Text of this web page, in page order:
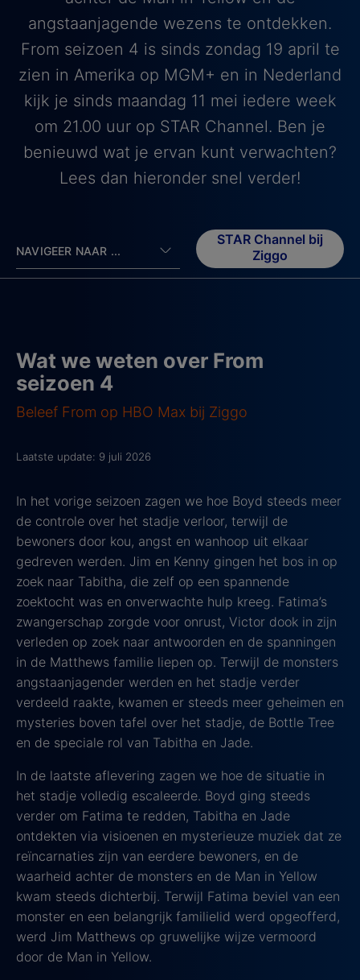
angstaanjagende wezens te ontdekken.
From seizoen 4 is sinds zondag 19 april te
zien in Amerika op MGM+ en in Nederland
kijk je sinds maandag 11 mei iedere week
om 21.00 uur op STAR Channel. Ben je
benieuwd wat je ervan kunt verwachten?
Lees dan hieronder snel verder!
NAVIGEER NAAR ...
STAR Channel bij
Ziggo
Wat we weten over From
seizoen 4
Beleef From op HBO Max bij Ziggo
Laatste update: 9 juli 2026
In het vorige seizoen zagen we hoe Boyd steeds meer
de controle over het stadje verloor, terwijl de
bewoners door kou, angst en wanhoop uit elkaar
gedreven werden. Jim en Kenny gingen het bos in op
zoek naar Tabitha, die zelf op een spannende
zoektocht was en onverwachte hulp kreeg. Fatima’s
zwangerschap zorgde voor onrust, Victor dook in zijn
verleden op zoek naar antwoorden en de spanningen
in de Matthews familie liepen op. Terwijl de monsters
angstaanjagender werden en het stadje verder
verdeeld raakte, kwamen er steeds meer geheimen en
mysteries boven tafel over het stadje, de Bottle Tree
en de speciale rol van Tabitha en Jade.
In de laatste aflevering zagen we hoe de situatie in
het stadje volledig escaleerde. Boyd ging steeds
verder om Fatima te redden, Tabitha en Jade
ontdekten via visioenen en mysterieuze muziek dat ze
reïncarnaties zijn van eerdere bewoners, en de
waarheid achter de monsters en de Man in Yellow
kwam steeds dichterbij. Terwijl Fatima beviel van een
monster en een belangrijk familielid werd opgeofferd,
werd Jim Matthews op gruwelijke wijze vermoord
door de Man in Yellow.